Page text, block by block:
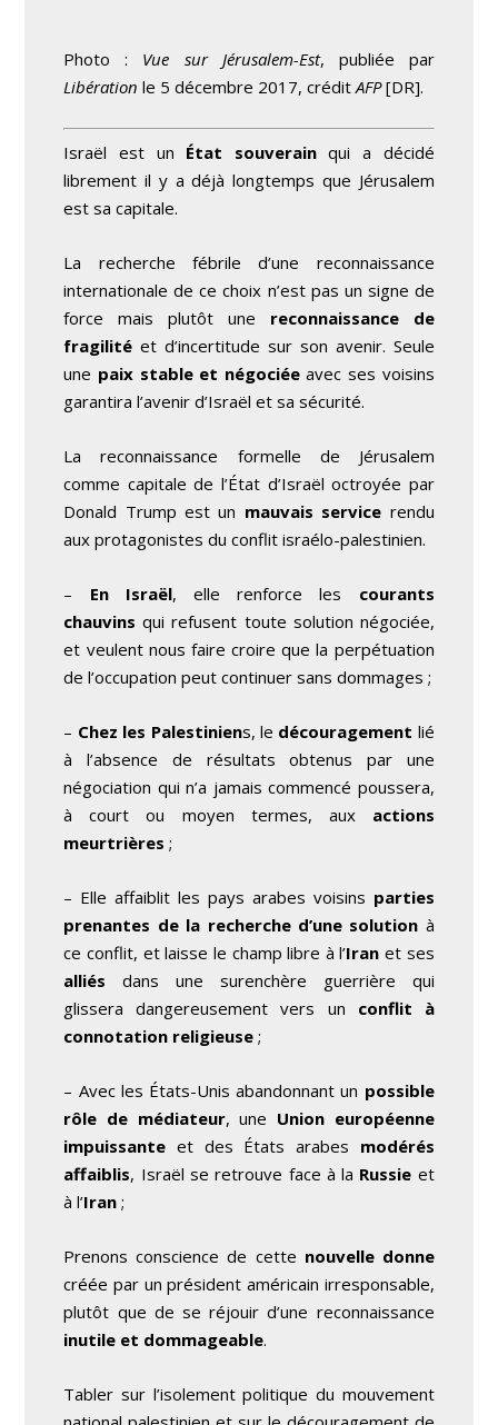
Photo : Vue sur Jérusalem-Est, publiée par
Libération le 5 décembre 2017, créditAFP[DR].
Israël est un État souverainqui a décidé
librement il y a déjà longtemps que Jérusalem
est sa capitale.
La recherche fébrile d’une reconnaissance
internationale de ce choix n’est pas un signe de
force mais plutôt une reconnaissance de
fragilité et d’incertitude sur son avenir. Seule
une paix stable et négociéeavec ses voisins
garantira l’avenir d’Israël et sa sécurité.
La reconnaissance formelle de Jérusalem
comme capitale de l’État d’Israël octroyée par
Donald Trump est un mauvais service rendu
aux protagonistes du conflit israélo-palestinien.
– En Israël, elle renforce les courants
chauvins qui refusent toute solution négociée,
et veulent nous faire croire que la perpétuation
de l’occupation peut continuer sans dommages ;
– Chez les Palestiniens, le découragement lié
à l’absence de résultats obtenus par une
négociation qui n’a jamais commencé poussera,
à court ou moyen termes, aux actions
meurtrières ;
– Elle affaiblit les pays arabes voisins parties
prenantes de la recherche d’une solution à
ce conflit, et laisse le champ libre à l’Iran et ses
alliés dans une surenchère guerrière qui
glissera dangereusement vers un conflit à
connotation religieuse ;
– Avec les États-Unis abandonnant un possible
rôle de médiateur, une Union européenne
impuissante et des États arabes modérés
affaiblis, Israël se retrouve face à la Russie et
à l’Iran ;
Prenons conscience de cette nouvelle donne
créée par un président américain irresponsable,
plutôt que de se réjouir d’une reconnaissance
inutile et dommageable.
Tabler sur l’isolement politique du mouvement